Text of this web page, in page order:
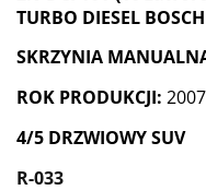
TURBO DIESEL BOSCH
SKRZYNIA
ROK PRODUKCJI:
4/5 DRZWIOWY SUV
R-033